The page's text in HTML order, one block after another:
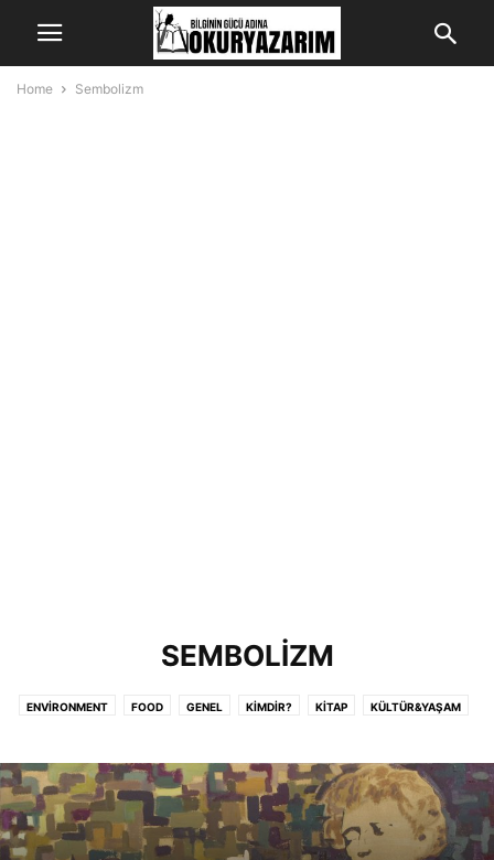
Home Sembolizm
SEMBOLIZM
ENVIRONMENT FOOD GENEL KIMDIR? KITAP KÜLTÜR&YAŞAM